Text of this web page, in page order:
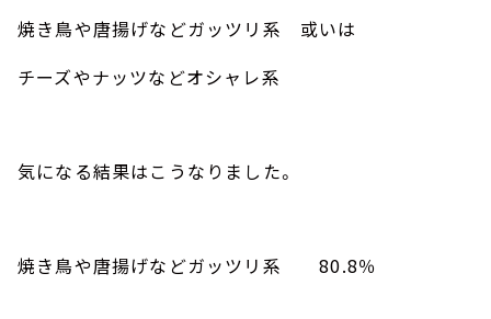
焼き鳥や唐揚げなどガッツリ系 或いは
チーズやナッツなどオシャレ系
気になる結果はこうなりました。
焼き鳥や唐揚げなどガッツリ系80.8％